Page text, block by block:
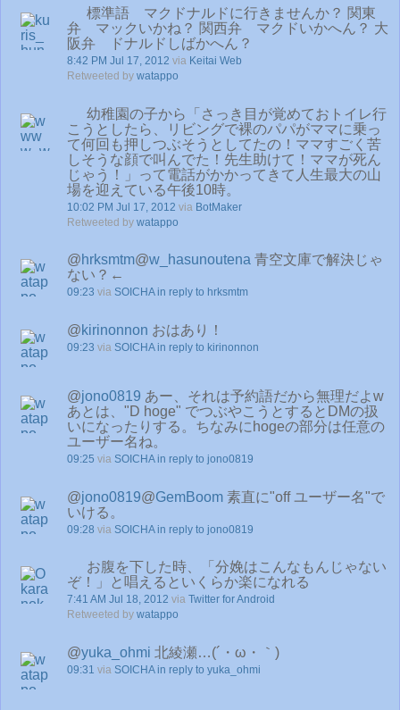
標準語 マクドナルドに行きませんか？ 関東
弁 マックいかね？ 関西弁 マクドいかへん？ 大
阪弁 ドナルドしばかへん？
8:42 PM Jul 17, 2012 via Keitai Web
Retweeted by watappo
幼稚園の子から「さっき目が覚めておトイレ行
こうとしたら、リビングで裸のパパがママに乗っ
て何回も押しつぶそうとしてたの！ママすごく苦
しそうな顔で叫んでた！先生助けて！ママが死ん
じゃう！」って電話がかかってきて人生最大の山
場を迎えている午後10時。
10:02 PM Jul 17, 2012 via BotMaker
Retweeted by watappo
@hrksmtm@w_hasunoutena 青空文庫で解決じゃ
ない？←
09:23 via SOICHA in reply to hrksmtm
@kirinonnon おはあり！
09:23 via SOICHA in reply to kirinonnon
@jono0819 あー、それは予約語だから無理だよw
あとは、"D hoge" でつぶやこうとするとDMの扱
いになったりする。ちなみにhogeの部分は任意の
ユーザー名ね。
09:25 via SOICHA in reply to jono0819
@jono0819@GemBoom 素直に"off ユーザー名"で
いける。
09:28 via SOICHA in reply to jono0819
お腹を下した時、「分娩はこんなもんじゃない
ぞ！」と唱えるといくらか楽になれる
7:41 AM Jul 18, 2012 via Twitter for Android
Retweeted by watappo
@yuka_ohmi 北綾瀬…(´・ω・｀)
09:31 via SOICHA in reply to yuka_ohmi